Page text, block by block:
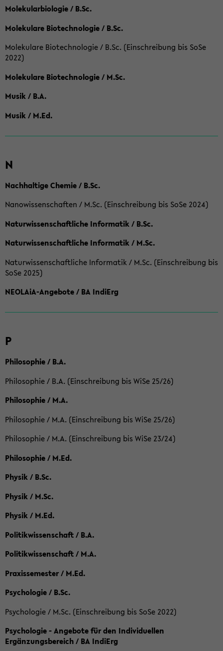
Molekularbiologie / B.Sc.
Molekulare Biotechnologie / B.Sc.
Molekulare Biotechnologie / B.Sc. (Einschreibung bis SoSe
2022)
Molekulare Biotechnologie / M.Sc.
Musik / B.A.
Musik / M.Ed.
N
Nachhaltige Chemie / B.Sc.
Nanowissenschaften / M.Sc. (Einschreibung bis SoSe 2024)
Naturwissenschaftliche Informatik / B.Sc.
Naturwissenschaftliche Informatik / M.Sc.
Naturwissenschaftliche Informatik / M.Sc. (Einschreibung bis
SoSe 2025)
NEOLAiA-Angebote / BA IndiErg
P
Philosophie / B.A.
Philosophie / B.A. (Einschreibung bis WiSe 25/26)
Philosophie / M.A.
Philosophie / M.A. (Einschreibung bis WiSe 25/26)
Philosophie / M.A. (Einschreibung bis WiSe 23/24)
Philosophie / M.Ed.
Physik / B.Sc.
Physik / M.Sc.
Physik / M.Ed.
Politikwissenschaft / B.A.
Politikwissenschaft / M.A.
Praxissemester / M.Ed.
Psychologie / B.Sc.
Psychologie / M.Sc. (Einschreibung bis SoSe 2022)
Psychologie - Angebote für den Individuellen
Ergänzungsbereich / BA IndiErg